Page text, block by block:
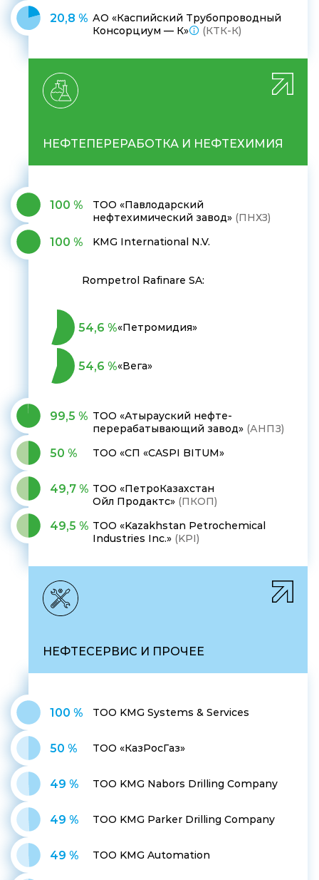
20,8 % АО «Каспийский Трубопроводный
Консорциум — К»
(КТК-К)
НЕФТЕПЕРЕРАБОТКА И НЕФТЕХИМИЯ
100 %
ТОО «Павлодарский
нефтехимический завод» (ПНХЗ)
100 % KMG International N.V.
Rompetrol Rafinare SA:
54,6 %«Петромидия»
54,6 %«Вега»
99,5 % ТОО «Атырауский нефте­
перерабатывающий завод» (АНПЗ)
50 % ТОО «СП «CASPI BITUM»
49,7 % ТОО «ПетроКазахстан
Ойл Продактс» (ПКОП)
49,5 % ТОО «Kazakhstan Petrochemical
Industries Inc.» (KPI)
НЕФТЕСЕРВИС И ПРОЧЕЕ
100 % ТОО KMG Systems & Services
50 % ТОО «КазРосГаз»
49 % ТОО KMG Nabors Drilling Company
49 % ТОО KMG Parker Drilling Company
49 % ТОО KMG Automation